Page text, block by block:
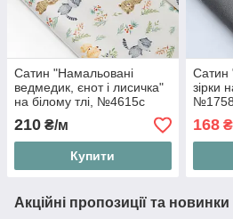
Сатин "Намальовані
ведмедик, єнот і лисичка"
на білому тлі, №4615с
210 ₴/м
Купити
Сатин
зірки
168
Акційні пропозиції та новинки